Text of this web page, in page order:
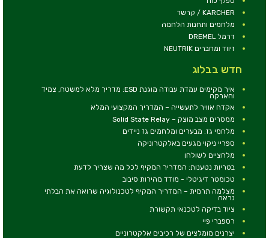
KARCHER / קרשר
מלחמים ותחנות הלחמה
דרמל DREMEL
זיווד ומחברים NEUTRIK
חדש בבלוג
איך מקימים עמדת עבודה מוגנת ESD: מדריך מלא למשטח, צמיד
והארקה
אקדח אוויר לתעשייה – המדריך המקצועי המלא
ממסרים מצב מוצק – Solid State Relay
מלחמי גז: מבערים ומלחמים גז ניידים
ספריי ניקוי מגעים באלקטרוניקה
מלחציים לשולחן
בטריות נטענות: המדריך המקיף לכל מה שצריך לדעת
טכומטר דיגיטלי - מודד מהירות סיבוב
מצלמה תרמית – המדריך המקיף לטכנולוגיה שרואה את הבלתי
נראה
ציוד בדיקה לטכנאי תקשורת
רספברי פיי
יצרנים מומלצים של רכיבים אלקטרוניים